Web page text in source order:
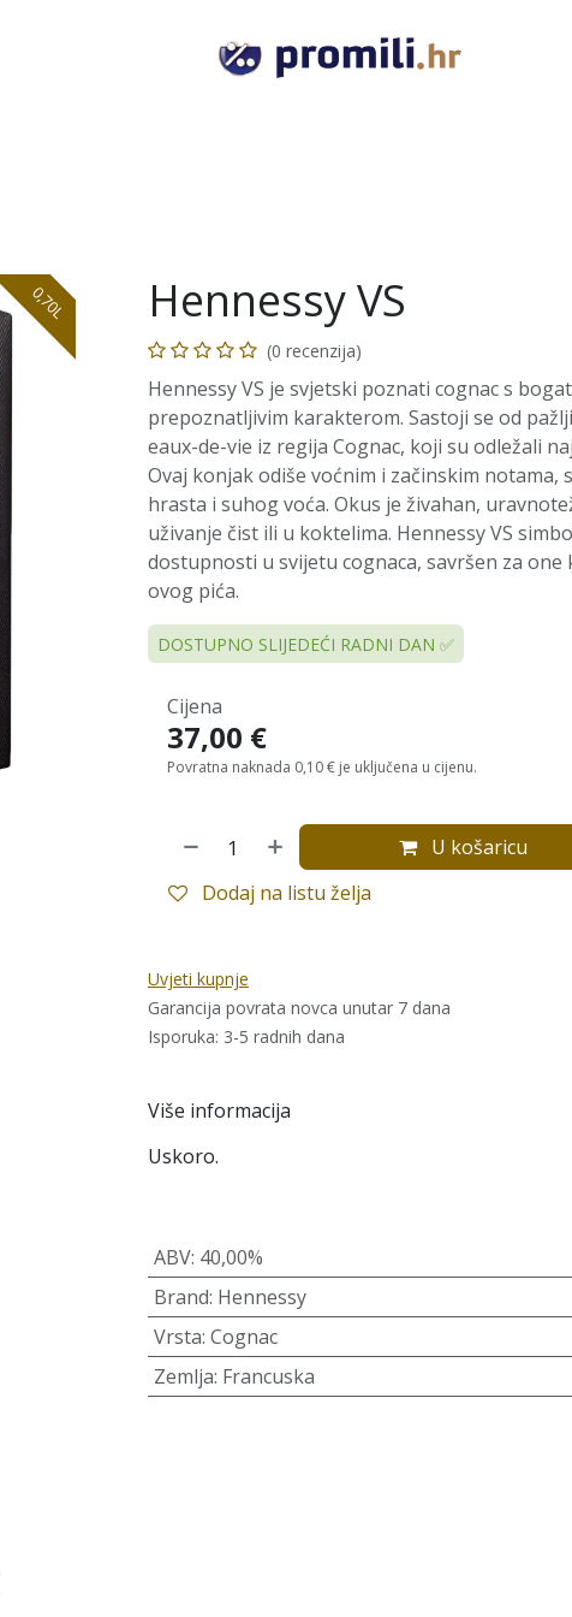
0,70L Hennessy VS
(0 recenzija)
Hennessy VS je svjetski poznati cognac s
prepoznatljivim karakterom. Sastoji se od
eaux-de-vie iz regija Cognac, koji su odležali
Ovaj konjak odiše voćnim i začinskim notama,
hrasta i suhog voća. Okus je živahan,
uživanje čist ili u koktelima. Hennessy VS
dostupnosti u svijetu cognaca, savršen za one
ovog pića.
DOSTUPNO SLIJEDEĆI RADNI DAN ✅
U košaricu
Dodaj na listu želja
Cijena
37,00 €
Povratna naknada 0,10 € je uključena u cijenu.
Uvjeti kupnje
Garancija povrata novca unutar 7 dana
Isporuka: 3-5 radnih dana
Više informacija
Uskoro.
ABV: 40,00%
Brand: Hennessy
Vrsta: Cognac
Zemlja: Francuska